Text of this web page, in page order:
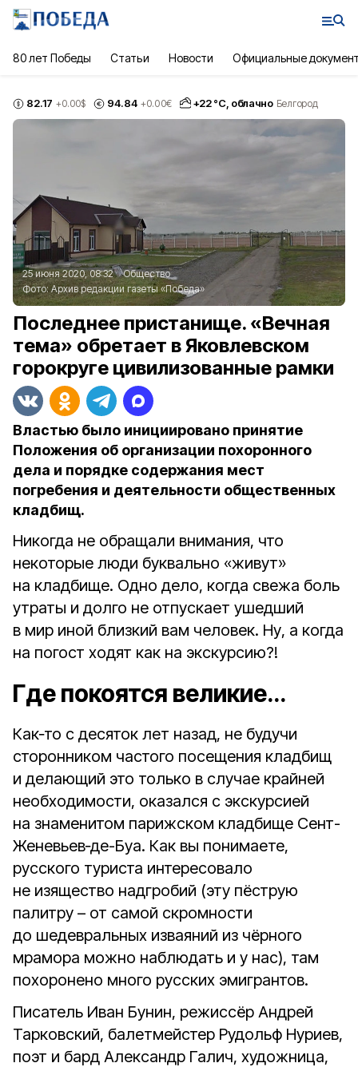
80 лет Победы Статьи Новости Официальные
82.17 +0.00$ 94.84 +0.00€ +22°С, облачно Белгород
25 июня 2020, 08:32
Общество
Фото:Архив редакции газеты «Победа»
Последнее пристанище. «Вечная
тема» обретает в Яковлевском
горокруге цивилизованные рамки
Властью было инициировано принятие
Положения об организации похоронного
дела и порядке содержания мест
погребения и деятельности общественных
кладбищ.
Никогда не обращали внимания, что
некоторые люди буквально «живут»
на кладбище. Одно дело, когда свежа боль
утраты и долго не отпускает ушедший
в мир иной близкий вам человек. Ну, а когда
на погост ходят как на экскурсию?!
Где покоятся великие…
Как‑то с десяток лет назад, не будучи
сторонником частого посещения кладбищ
и делающий это только в случае крайней
необходимости, оказался с экскурсией
на знаменитом парижском кладбище Сент-
Женевьев‑де-Буа. Как вы понимаете,
русского туриста интересовало
не изящество надгробий (эту пёструю
палитру – от самой скромности
до шедевральных изваяний из чёрного
мрамора можно наблюдать и у нас), там
похоронено много русских эмигрантов.
Писатель Иван Бунин, режиссёр Андрей
Тарковский, балетмейстер Рудольф Нуриев,
поэт и бард Александр Галич, художница,